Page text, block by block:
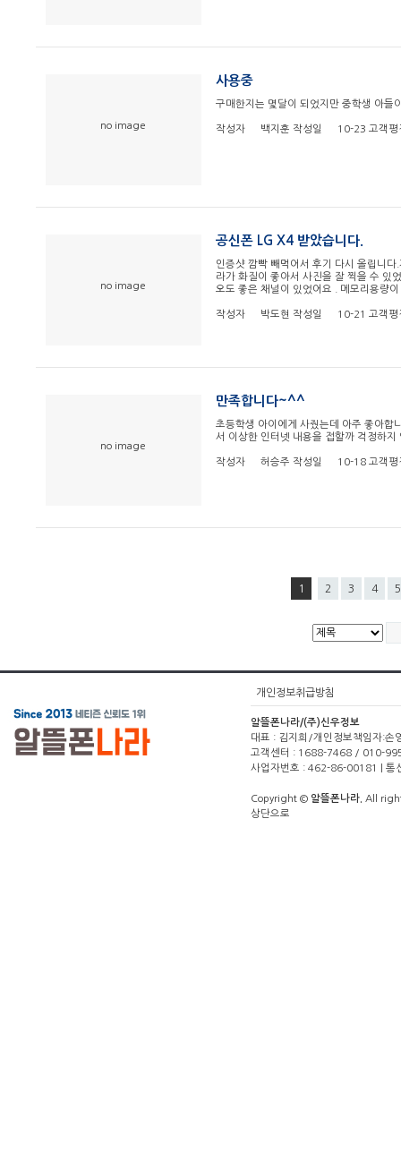
no image
사용중
구매한지는 몇달이 되었지만 중학생 아들
작성자 백지훈 작성일 10-23 고객평
no image
공신폰 LG X4 받았습니다.
인증샷 깜빡 빼먹어서 후기 다시 올립니
라가 화질이 좋아서 사진을 잘 찍을 수 있
오도 좋은 채널이 있었어요 . 메모리용량
작성자 박도현 작성일 10-21 고객평
no image
만족합니다~^^
초등학생 아이에게 사줬는데 아주 좋아
서 이상한 인터넷 내용을 접할까 걱정하
작성자 허승주 작성일 10-18 고객평
1 2 3 4 5
개인정보취급방침
알뜰폰나라/(주)신우정보
대표 : 김지희/개인정보책임자:
고객센터 : 1688-7468 / 010-
사업자번호 : 462-86-00181 | 통
Copyright © 알뜰폰나라. All
상단으로